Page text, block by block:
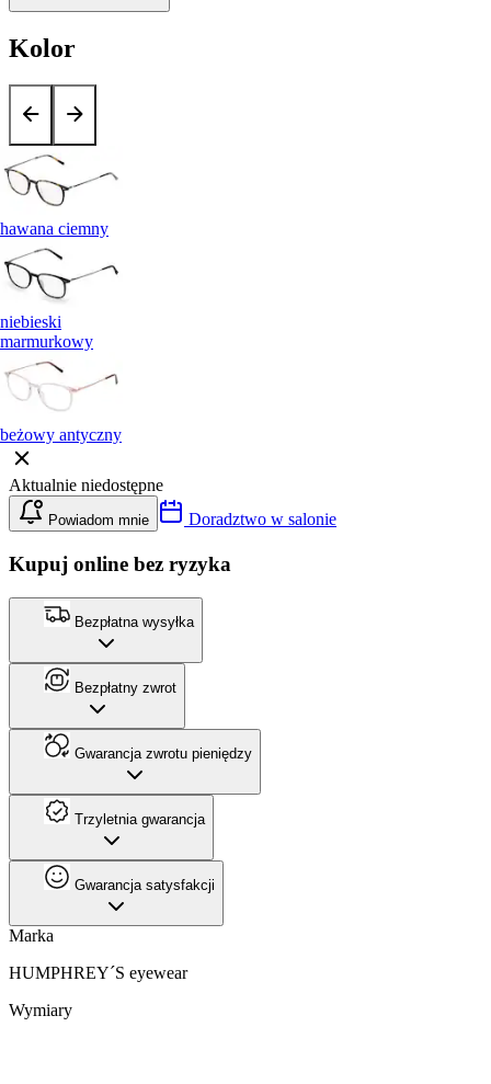
Kolor
hawana ciemny
niebieski
marmurkowy
beżowy antyczny
Aktualnie niedostępne
Powiadom mnie Doradztwo w salonie
Kupuj online bez ryzyka
Bezpłatna wysyłka
Bezpłatny zwrot
Gwarancja zwrotu pieniędzy
Trzyletnia gwarancja
Gwarancja satysfakcji
Marka
HUMPHREY´S eyewear
Wymiary